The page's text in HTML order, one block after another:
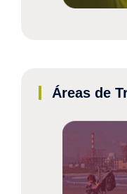
Áreas de